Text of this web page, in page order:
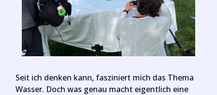
Seit ich denken kann, fasziniert mich das Thema
Wasser. Doch was genau macht eigentlich eine